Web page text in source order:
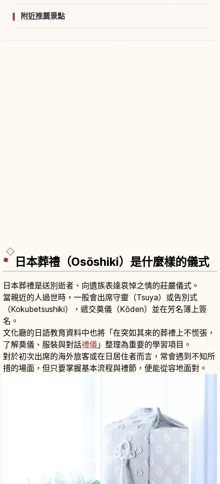
附近推薦景點
日本葬禮（Osōshiki）是什麼樣的儀式
日本葬禮是送別逝者、向遺族表達哀悼之情的莊嚴儀式。
當親近的人過世時，一般會出席守靈（Tsuya）或告別式
（Kokubetsushiki），遞交奠儀（Kōden）並在芳名簿上簽
名。
文化廳的日語教育資料中也將「在突如其來的葬禮上不慌張，
了解奠儀、服裝與對話禮儀 」整理為重要的學習項目。
對於初次出席的海外旅客或在日居住者而言，常會遇到不知所
措的場面，但只要掌握基本流程與禮節，便能從容地面對。